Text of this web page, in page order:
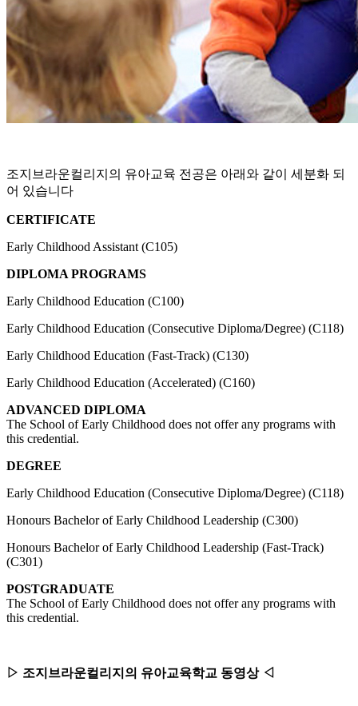
조지브라운컬리지의 유아교육 전공은 아래와 같이 세분화 되
어 있습니다
CERTIFICATE
Early Childhood Assistant (C105)
DIPLOMA PROGRAMS
Early Childhood Education (C100)
Early Childhood Education (Consecutive Diploma/Degree) (C118)
Early Childhood Education (Fast-Track) (C130)
Early Childhood Education (Accelerated) (C160)
ADVANCED DIPLOMA
The School of Early Childhood does not offer any programs with
this credential.
DEGREE
Early Childhood Education (Consecutive Diploma/Degree) (C118)
Honours Bachelor of Early Childhood Leadership (C300)
Honours Bachelor of Early Childhood Leadership (Fast-Track)
(C301)
POSTGRADUATE
The School of Early Childhood does not offer any programs with
this credential.
▷ 조지브라운컬리지의 유아교육학교 동영상 ◁